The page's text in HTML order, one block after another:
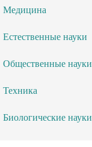
Медицина
Естественные науки
Общественные науки
Техника
Биологические науки